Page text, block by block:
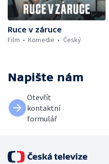
Ruce v záruce
Film
Komedie Český
Napište nám
Otevřít
kontaktní
formulář